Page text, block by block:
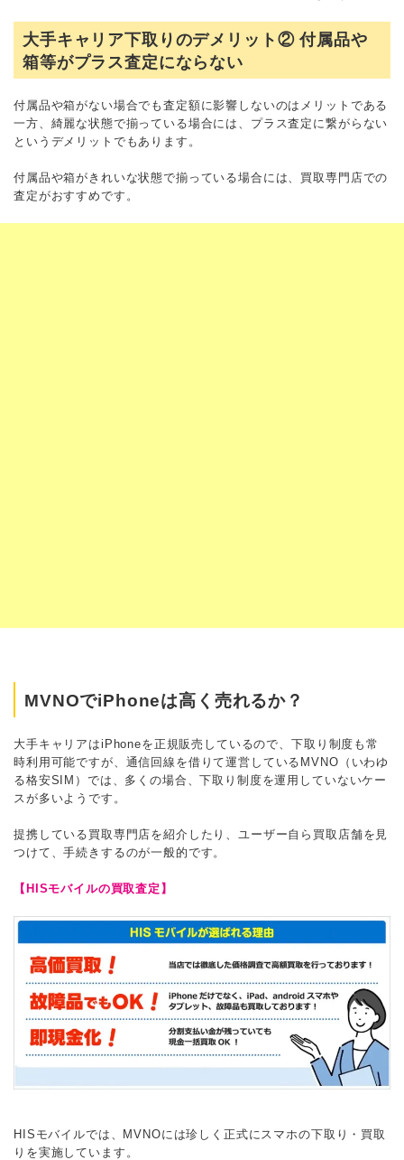
大手キャリア下取りのデメリット② 付属品や
箱等がプラス査定にならない
付属品や箱がない場合でも査定額に影響しないのはメリットである
一方、綺麗な状態で揃っている場合には、プラス査定に繋がらない
というデメリットでもあります。
付属品や箱がきれいな状態で揃っている場合には、買取専門店での
査定がおすすめです。
MVNOでiPhoneは高く売れるか？
大手キャリアはiPhoneを正規販売しているので、下取り制度も常
時利用可能ですが、通信回線を借りて運営しているMVNO（いわゆ
る格安SIM）では、多くの場合、下取り制度を運用していないケー
スが多いようです。
提携している買取専門店を紹介したり、ユーザー自ら買取店舗を見
つけて、手続きするのが一般的です。
【HISモバイルの買取査定】
HISモバイルでは、MVNOには珍しく正式にスマホの下取り・買取
りを実施しています。